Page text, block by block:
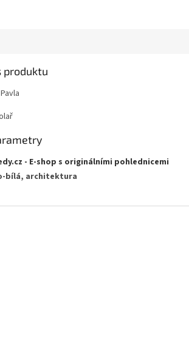
produktu
- E-shop s originálními pohlednicemi
bílá, architektura